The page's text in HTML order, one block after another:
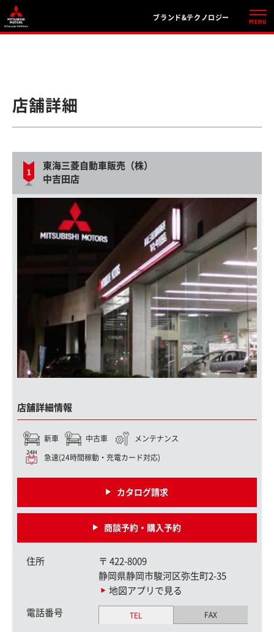
ブランド&テクノロジー
店舗詳細
東海三菱自動車販売（株）
中吉田店
店舗詳細情報
新車 中古車 メンテナンス
急速(24時間稼動・充電カード対応)
カタログ請求
商談予約・購入予約
住所 〒 422-8009
静岡県静岡市駿河区弥生町2-35
地図アプリで見る
電話番号 TEL FAX